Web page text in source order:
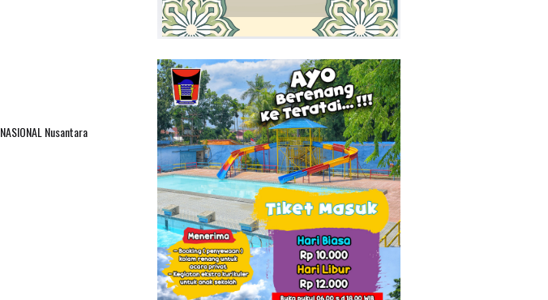
NASIONAL Nusantara